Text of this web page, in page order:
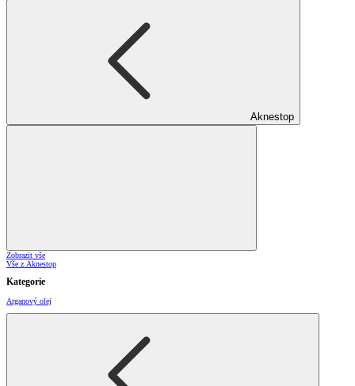
Aknestop
Zobrazit vše
Vše z Aknestop
Kategorie
Arganový olej